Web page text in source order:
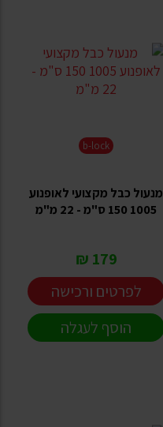
b-lock
מנעול כבל מקצועי לאופנוע
1005 150 ס"מ - 22 מ"מ
179 ₪
לפרטים ורכישה
הוסף לעגלה